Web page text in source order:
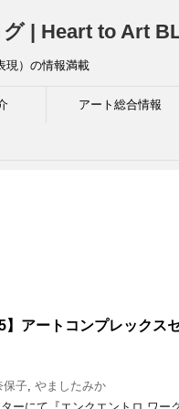
| Heart to Art
現）の情報満載
アート総合情報
アートコンプレックス
保子, やましたみか